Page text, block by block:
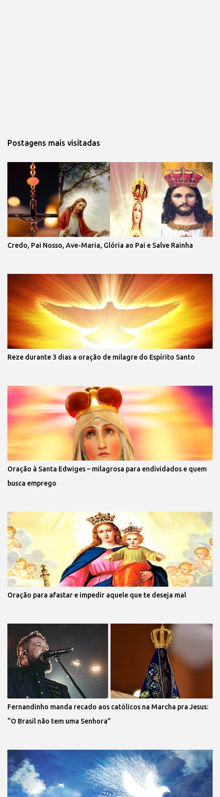
Postagens mais visitadas
Credo, Pai Nosso, Ave-Maria, Glória ao Pai e Salve Rainha
Reze durante 3 dias a oração de milagre do Espírito Santo
Oração à Santa Edwiges – milagrosa para endividados e quem
busca emprego
Oração para afastar e impedir aquele que te deseja mal
Fernandinho manda recado aos católicos na Marcha pra Jesus:
“O Brasil não tem uma Senhora”